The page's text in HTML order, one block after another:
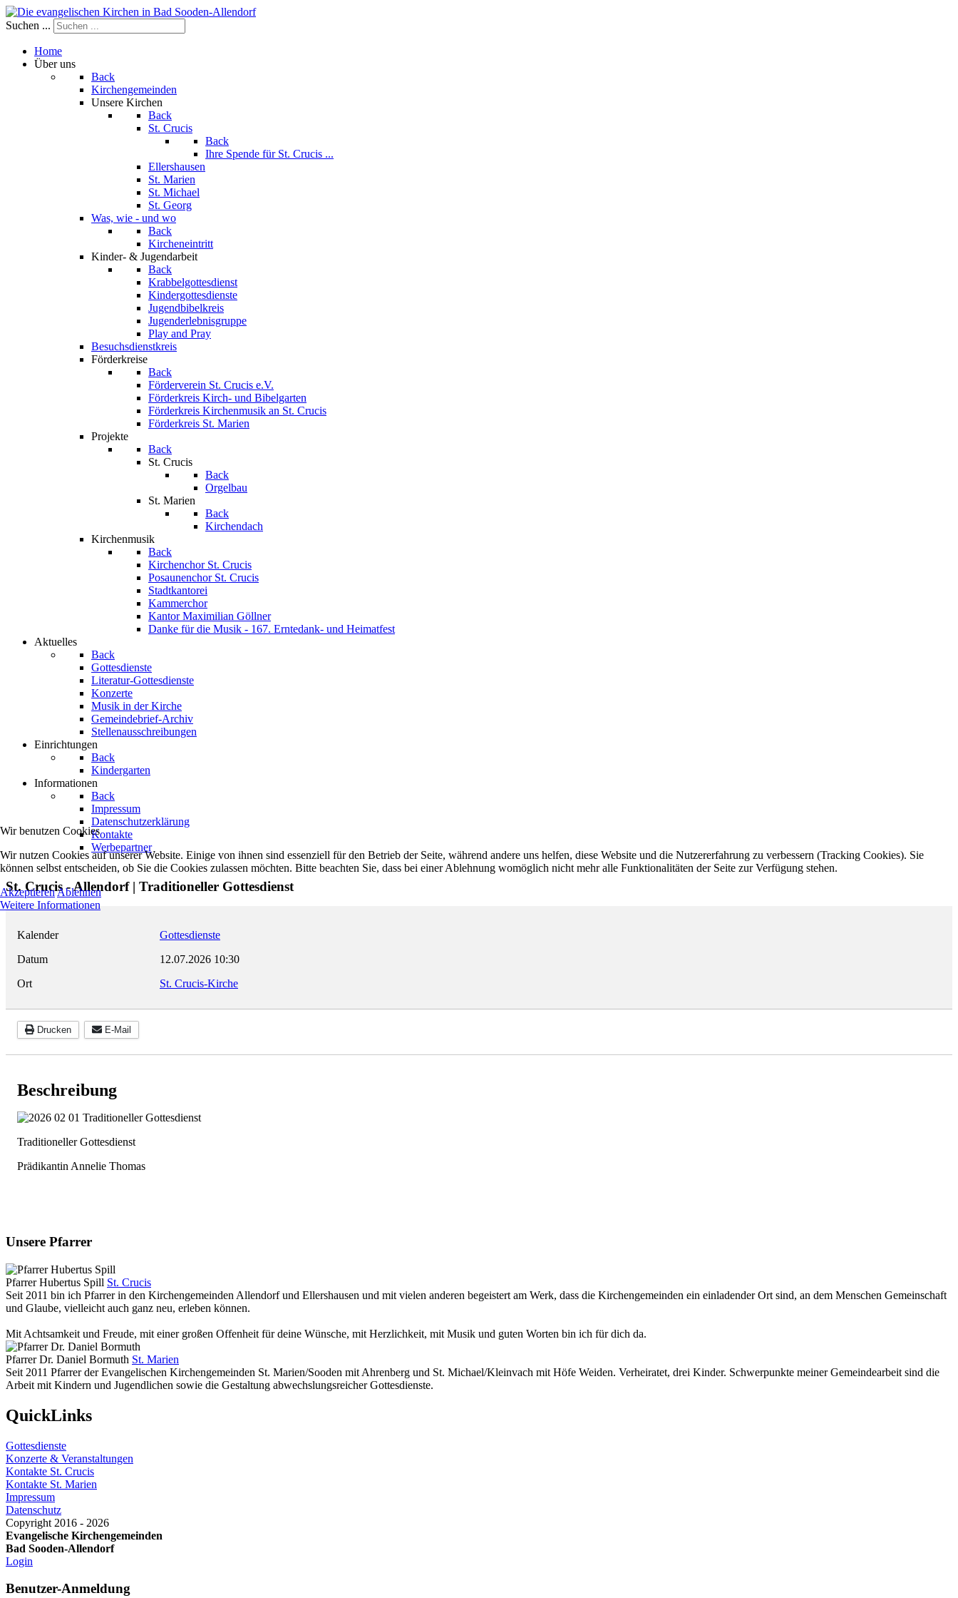
Suchen ...
Home
Über uns
Back
Kirchengemeinden
Unsere Kirchen
Back
St. Crucis
Back
Ihre Spende für St. Crucis ...
Ellershausen
St. Marien
St. Michael
St. Georg
Was, wie - und wo
Back
Kircheneintritt
Kinder- & Jugendarbeit
Back
Krabbelgottesdienst
Kindergottesdienste
Jugendbibelkreis
Jugenderlebnisgruppe
Play and Pray
Besuchsdienstkreis
Förderkreise
Back
Förderverein St. Crucis e.V.
Förderkreis Kirch- und Bibelgarten
Förderkreis Kirchenmusik an St. Crucis
Förderkreis St. Marien
Projekte
Back
St. Crucis
Back
Orgelbau
St. Marien
Back
Kirchendach
Kirchenmusik
Back
Kirchenchor St. Crucis
Posaunenchor St. Crucis
Stadtkantorei
Kammerchor
Kantor Maximilian Göllner
Danke für die Musik - 167. Erntedank- und Heimatfest
Aktuelles
Back
Gottesdienste
Literatur-Gottesdienste
Konzerte
Musik in der Kirche
Gemeindebrief-Archiv
Stellenausschreibungen
Einrichtungen
Back
Kindergarten
Informationen
Back
Impressum
Datenschutzerklärung
Kontakte
Werbepartner
St. Crucis - Allendorf | Traditioneller Gottesdienst
Kalender
Gottesdienste
Datum
12.07.2026 10:30
Ort
St. Crucis-Kirche
Drucken E-Mail
Beschreibung
Traditioneller Gottesdienst
Prädikantin Annelie Thomas
Unsere Pfarrer
Pfarrer Hubertus Spill St. Crucis
Seit 2011 bin ich Pfarrer in den Kirchengemeinden Allendorf und Ellershausen und mit vielen anderen begeistert am Werk, dass die Kirchengemeinden ein einladender Ort sind, an dem Menschen Gemeinschaft
und Glaube, vielleicht auch ganz neu, erleben können.
Mit Achtsamkeit und Freude, mit einer großen Offenheit für deine Wünsche, mit Herzlichkeit, mit Musik und guten Worten bin ich für dich da.
Pfarrer Dr. Daniel Bormuth St. Marien
Seit 2011 Pfarrer der Evangelischen Kirchengemeinden St. Marien/Sooden mit Ahrenberg und St. Michael/Kleinvach mit Höfe Weiden. Verheiratet, drei Kinder. Schwerpunkte meiner Gemeindearbeit sind die
Arbeit mit Kindern und Jugendlichen sowie die Gestaltung abwechslungsreicher Gottesdienste.
QuickLinks
Gottesdienste
Konzerte & Veranstaltungen
Kontakte St. Crucis
Kontakte St. Marien
Impressum
Datenschutz
Copyright 2016 - 2026
Evangelische Kirchengemeinden
Bad Sooden-Allendorf
Login
Benutzer-Anmeldung
Wir benutzen Cookies
Wir nutzen Cookies auf unserer Website. Einige von ihnen sind essenziell für den Betrieb der Seite, während andere uns helfen, diese Website und die Nutzererfahrung zu verbessern (Tracking Cookies). Sie
können selbst entscheiden, ob Sie die Cookies zulassen möchten. Bitte beachten Sie, dass bei einer Ablehnung womöglich nicht mehr alle Funktionalitäten der Seite zur Verfügung stehen.
AkzeptierenAblehnen
Weitere Informationen